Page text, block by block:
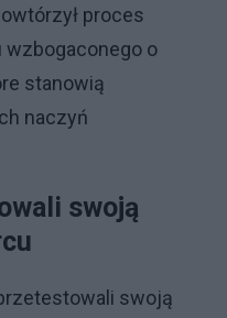
proces
wzbogaconego o
stanowią
naczyń
swoją
swoją